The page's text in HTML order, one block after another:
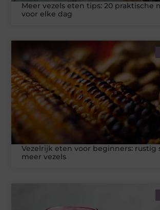
Meer vezels eten tips: 20 praktische
voor elke dag
Vezelrijk eten voor beginners: rustig
meer vezels